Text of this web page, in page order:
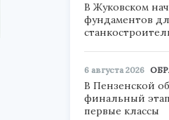
В Жуковском
фундаментов
6 августа 2026
В Пензенской
финальный
первые классы